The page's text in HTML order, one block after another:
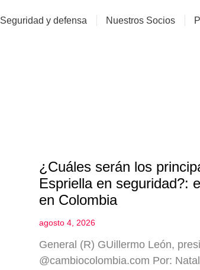
Seguridad y defensa Nuestros Socios
¿Cuáles serán los
Espriella en seguridad?:
en Colombia
agosto 4, 2026
General (R) GUillermo León,
@cambiocolombia.com Por: